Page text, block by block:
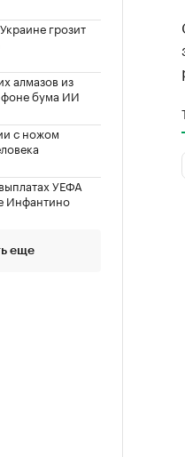
грозит
алмазов из
фоне бума ИИ
с ножом
УЕФА
Инфантино
еще